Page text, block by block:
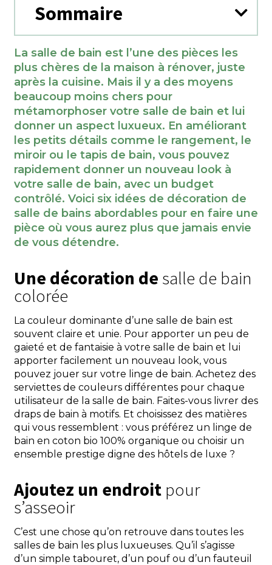
Sommaire
La salle de bain est l’une des pièces les
plus chères de la maison à rénover, juste
après la cuisine. Mais il y a des moyens
beaucoup moins chers pour
métamorphoser votre salle de bain et lui
donner un aspect luxueux. En améliorant
les petits détails comme le rangement, le
miroir ou le tapis de bain, vous pouvez
rapidement donner un nouveau look à
votre salle de bain, avec un budget
contrôlé. Voici six idées de décoration de
salle de bains abordables pour en faire une
pièce où vous aurez plus que jamais envie
de vous détendre.
Une décoration de salle de bain
colorée
La couleur dominante d’une salle de bain est
souvent claire et unie. Pour apporter un peu de
gaieté et de fantaisie à votre salle de bain et lui
apporter facilement un nouveau look, vous
pouvez jouer sur votre linge de bain. Achetez des
serviettes de couleurs différentes pour chaque
utilisateur de la salle de bain. Faites-vous livrer des
draps de bain à motifs. Et choisissez des matières
qui vous ressemblent : vous préférez un linge de
bain en coton bio 100% organique ou choisir un
ensemble prestige digne des hôtels de luxe ?
Ajoutez un endroit pour
s’asseoir
C’est une chose qu’on retrouve dans toutes les
salles de bain les plus luxueuses. Qu’il s’agisse
d’un simple tabouret, d’un pouf ou d’un fauteuil